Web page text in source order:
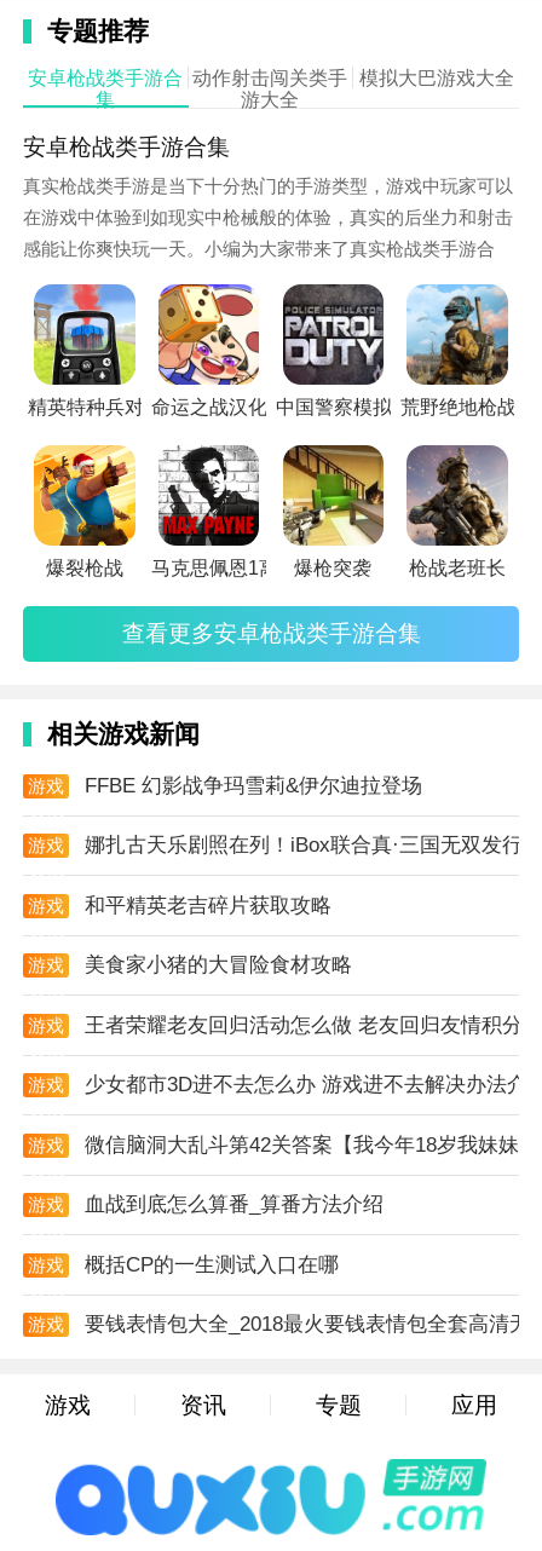
理力学，包括后坐力、枪口闪光、烟雾效果等，为玩家
带来了更加真实的射击体验。
定制，包括添加刺刀、调整射程等，满足玩家的个性化
需求。
游戏亮点
1. 多样的任务和挑战：游戏提供了丰富的任务和挑战模
式，玩家可以通过完成任务来获取经验值和等级提升，
2. 多点触控操作：游戏支持多点触控操作，玩家可以更
灵活地控制武器和射击角度，提高游戏的可玩性和乐
趣。
3. 历史教育价值：通过游戏，玩家可以了解到二战时期
各种枪械的历史背景和特点，具有一定的历史教育价
值。
4. 无广告无插件：游戏安全无毒，无广告无插件，为玩
家提供了一个纯净的游戏环境。
游戏优点
1. 高度还原：游戏中的枪械模拟度非常高，从外观到射
击效果都高度还原了真实枪械的特点。
2. 操作简便：游戏操作简便易上手，玩家可以快速掌握
游戏玩法，享受射击的乐趣。
3. 免费更新：游戏提供免费的更新服务，玩家可以获得
更多的武器和装备，以及更加丰富的游戏内容。
通过调整武器的各种参数来适应自己的射击习惯。
5. 无限制畅玩：游戏没有任何限制，玩家可以随时随地
进行畅玩，享受射击带来的快感。
小编有话说
专题推荐
安卓枪战类手游合
集
动作射击闯关类手
游大全
模拟大巴游戏大全
安卓枪战类手游合集
真实枪战类手游是当下十分热门的手游类型，游戏中玩家可以
在游戏中体验到如现实中枪械般的体验，真实的后坐力和射击
感能让你爽快玩一天。小编为大家带来了真实枪战类手游合
集，感兴趣的小伙伴快来寻找自己喜欢的手游吧。
精英特种兵对战最新版命运之战汉化版中国警察模拟器免广告版
荒野绝地枪战付
爆裂枪战 马克思佩恩1离线版爆枪突袭 枪战老班长
查看更多安卓枪战类手游合集
相关游戏新闻
游戏
FFBE 幻影战争玛雪莉&伊尔迪拉登场
游戏
娜扎古天乐剧照在列！iBox联合真·三国无双发行
游戏
和平精英老吉碎片获取攻略
游戏
美食家小猪的大冒险食材攻略
游戏
王者荣耀老友回归活动怎么做 老友回归友情积分
游戏
少女都市3D进不去怎么办 游戏进不去解决办法介
游戏
微信脑洞大乱斗第42关答案【我今年18岁我妹妹
游戏
血战到底怎么算番_算番方法介绍
游戏
概括CP的一生测试入口在哪
游戏
要钱表情包大全_2018最火要钱表情包全套高清无
游戏 资讯 专题 应用